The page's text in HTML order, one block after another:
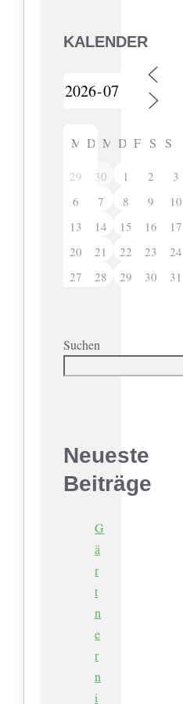
KALENDER
M D M D F S S
29 30 1 2 3
6
7 8 9 10
13
14 15 16 17
20
21 22 23 24
27
28 29 30 31
Suchen
Neueste
Beiträge
G
ä
r
t
n
e
r
n
i